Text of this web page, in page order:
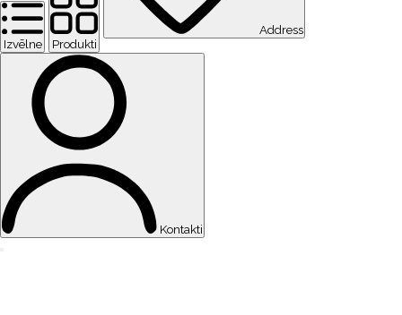
Izvēlne Produkti
Address
Kontakti